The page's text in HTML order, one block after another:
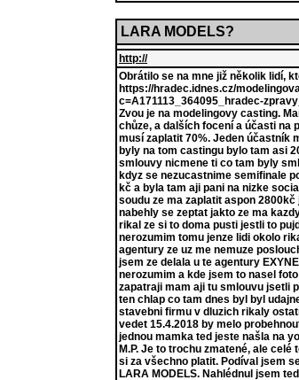
LARA MODELS?
http://
Obrátilo se na mne již několik lidí,
https://hradec.idnes.cz/
c=A171113_364095_hradec-
Zvou je na modelingovy casting.
chůze, a dalších focení a účasti na
musí zaplatit 70%. Jeden účastník
byly na tom castingu bylo tam asi
smlouvy nicmene ti co tam byly
kdyz se nezucastnime semifinale
kč a byla tam aji pani na nizke
soudu ze ma zaplatit aspon
nabehly se zeptat jakto ze ma
rikal ze si to doma pusti jestli to
nerozumim tomu jenze lidi okolo
agentury ze uz me nemuze
jsem ze delala u te agentury
nerozumim a kde jsem to nasel
zapatraji mam aji tu smlouvu jsetli
ten chlap co tam dnes byl byl
stavebni firmu v dluzich rikaly
vedet 15.4.2018 by melo
jednou mamka ted jeste našla na
M.P. Je to trochu zmatené, ale
si za všechno platit. Podíval jsem
LARA MODELS. Nahlédnul jsem